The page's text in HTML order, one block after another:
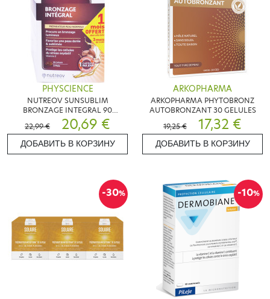
PHYSCIENCE
NUTREOV SUNSUBLIM
BRONZAGE INTEGRAL 90
CAPSULES
22,99 € 20,69 €
ДОБАВИТЬ В КОРЗИНУ
ARKOPHARMA
ARKOPHARMA PHYTOBRONZ
AUTOBRONZANT 30 GELULES
19,25 €
17,32 €
ДОБАВИТЬ В КОРЗИНУ
-30% -10%